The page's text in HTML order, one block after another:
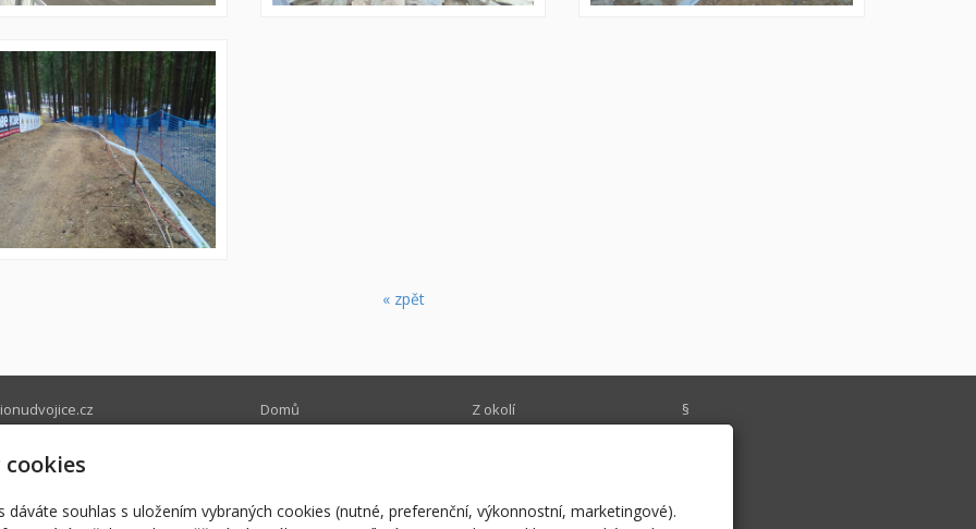
« zpět
Domů
Z okolí
§
Historie
souhlas s uložením vybraných cookies (nutné, preferenční, výkonnostní, marketingové).